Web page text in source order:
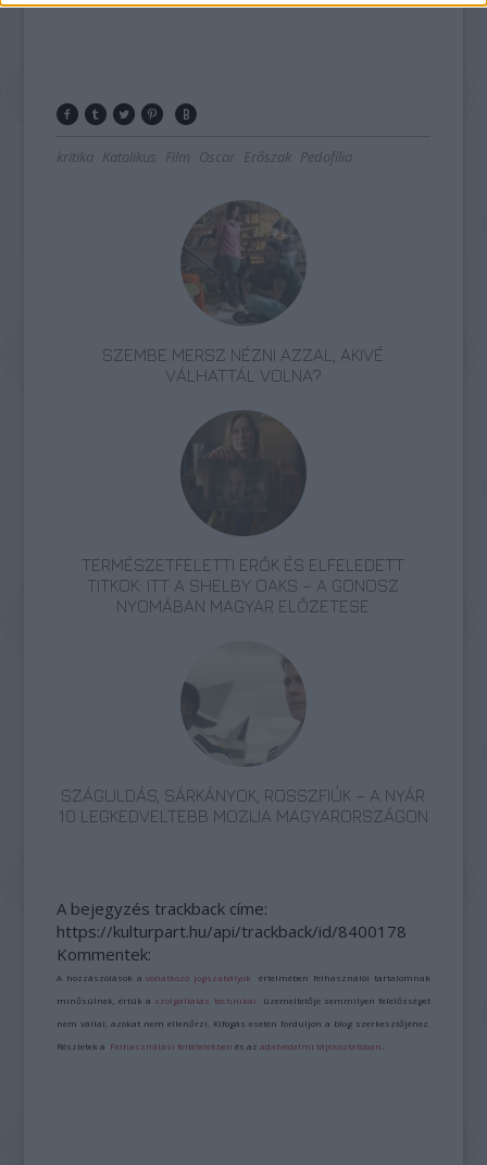
kritika Katolikus Film Oscar Erőszak Pedofília
SZEMBE MERSZ NÉZNI AZZAL, AKIVÉ
VÁLHATTÁL VOLNA?
TERMÉSZETFELETTI ERŐK ÉS ELFELEDETT
TITKOK: ITT A SHELBY OAKS – A GONOSZ
NYOMÁBAN MAGYAR ELŐZETESE
SZÁGULDÁS, SÁRKÁNYOK, ROSSZFIÚK – A NYÁR
10 LEGKEDVELTEBB MOZIJA MAGYARORSZÁGON
A bejegyzés trackback címe:
https://kulturpart.hu/api/trackback/id/8400178
Kommentek:
A hozzászólások avonatkozó jogszabályok értelmében felhasználói tartalomnak
minősülnek, értük a szolgáltatás technikai üzemeltetője semmilyen felelősséget
nem vállal, azokat nem ellenőrzi. Kifogás esetén forduljon a blog szerkesztőjéhez.
Részletek a Felhasználási feltételekben és azadatvédelmi tájékoztatóban